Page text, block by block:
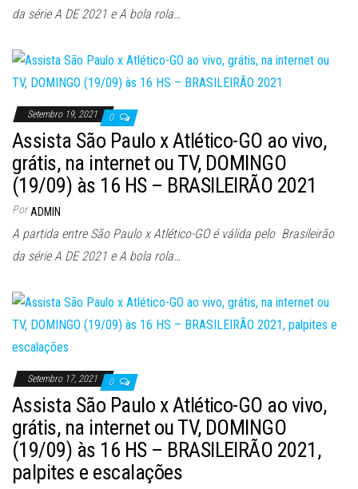
da série A DE 2021 e A bola rola…
Setembro 19, 2021 0
Assista São Paulo x Atlético-GO ao vivo,
grátis, na internet ou TV, DOMINGO
(19/09) às 16 HS – BRASILEIRÃO 2021
Por ADMIN
A partida entre São Paulo x Atlético-GO é válida pelo Brasileirão
da série A DE 2021 e A bola rola…
Setembro 17, 2021 0
Assista São Paulo x Atlético-GO ao vivo,
grátis, na internet ou TV, DOMINGO
(19/09) às 16 HS – BRASILEIRÃO 2021,
palpites e escalações